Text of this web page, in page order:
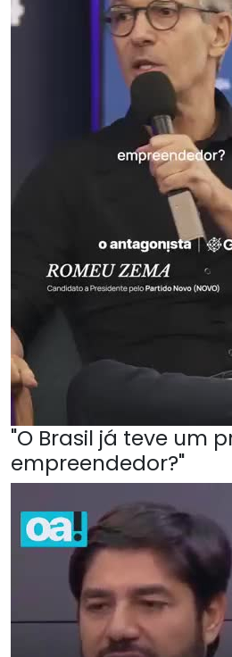
"O Brasil já teve um
empreendedor?"